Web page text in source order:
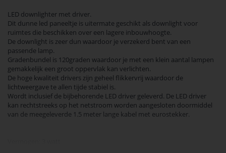
LED downlighter met driver.
Dit dunne led paneeltje is uitermate geschikt als downlight voor
ruimtes die beschikken over een lagere inbouwhoogte.
De downlight is zeer dun waardoor je verzekerd bent van een
passende lamp.
Gradenbundel is 120graden waardoor je met een klein aantal lampen
gemakkelijk een groot oppervlak kan verlichten.
De hoge kwaliteit drivers zijn geheel flikkervrij waardoor de
lichtweergave te allen tijde stabiel is.
Wordt inclusief de bijbehorende LED driver geleverd. De LED driver
kan rechtstreeks op het netstroom worden aangesloten doormiddel
van de meegeleverde 1.5 meter lange kabel met eurostekker.